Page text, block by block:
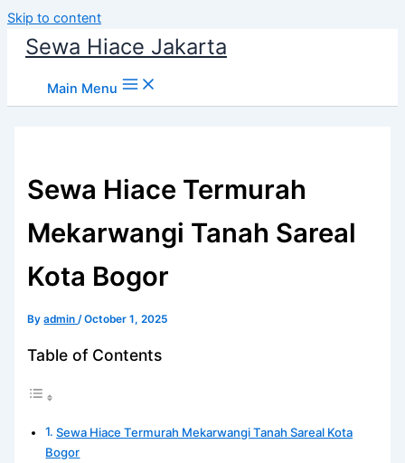
Skip to content
Sewa Hiace Jakarta
Main Menu
Sewa Hiace Termurah
Mekarwangi Tanah Sareal
Kota Bogor
Byadmin/October 1, 2025
Table of Contents
Sewa Hiace Termurah Mekarwangi Tanah Sareal Kota
Bogor